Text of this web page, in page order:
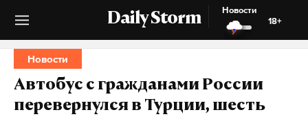
Daily Storm
Новости
18+
Новости
Автобус с гражданами России
перевернулся в Турции, шесть